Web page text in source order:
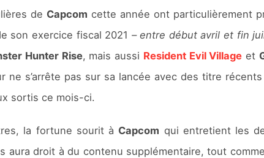
de Capcom cette année ont particulièrement
son exercice fiscal 2021 – entre début avril et fin
Hunter Rise, mais aussi Resident Evil Village et
ne s’arrête pas sur sa lancée avec des titre
sortis ce mois-ci.
la fortune sourit à Capcom qui entretient les
aura droit à du contenu supplémentaire, tout comme